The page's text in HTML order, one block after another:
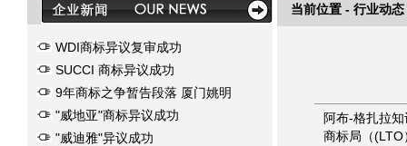
WDI商标异议复审成功
SUCCI 商标异议成功
9年商标之争暂告段落 厦门姚明
"威地亚"商标异议成功
"威迪雅"异议成功
当前位置 - 行业动态
阿布-格扎拉
商标局（